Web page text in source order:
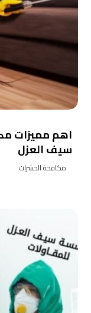
اهم مميزات
سيف العزل
مكافحة الحشرات